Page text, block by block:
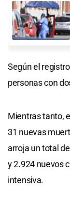
Según el
personas con
Mientras tanto,
31 nuevas
arroja un total
y 2.924 nuevos
intensiva.